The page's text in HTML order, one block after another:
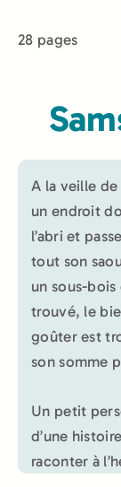
28 pages
A la veille de
un endroit
l’abri et
tout son
un sous-bois
trouvé, le
goûter est
son somme
Un petit
d’une
raconter à